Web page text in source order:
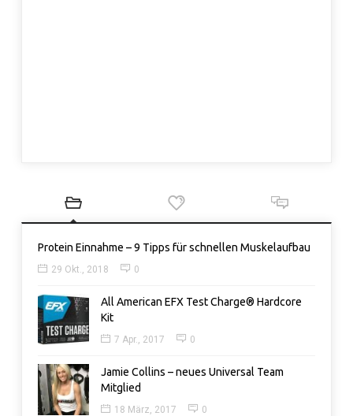
Protein Einnahme – 9 Tipps für schnellen Muskelaufbau
29 Okt., 2018 0
All American EFX Test Charge® Hardcore
Kit
7 Apr., 2017 0
Jamie Collins – neues Universal Team
Mitglied
18 März, 2017 0